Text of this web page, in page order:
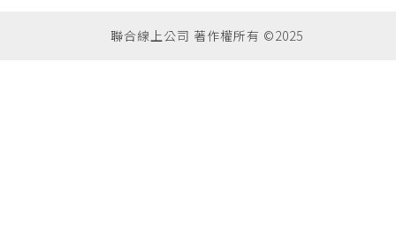
聯合線上公司 著作權所有 ©2025